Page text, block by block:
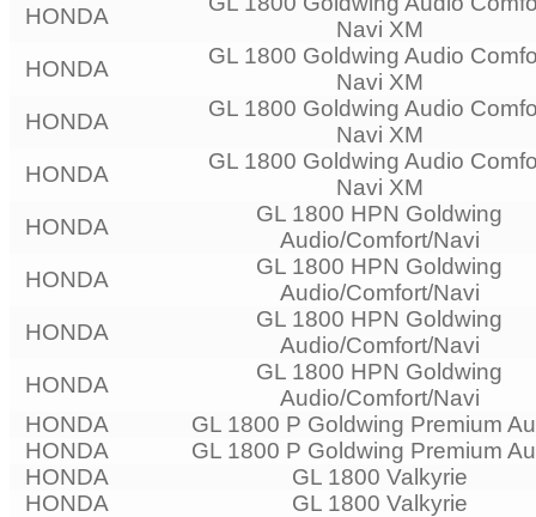
HONDA
Navi XM
HONDA
GL 1800 Goldwing Audio
Navi XM
HONDA
GL 1800 Goldwing Audio
Navi XM
HONDA
GL 1800 Goldwing Audio
Navi XM
HONDA
GL 1800 HPN Goldwing
Audio/Comfort/Navi
HONDA
GL 1800 HPN Goldwing
Audio/Comfort/Navi
HONDA
GL 1800 HPN Goldwing
Audio/Comfort/Navi
HONDA
GL 1800 HPN Goldwing
Audio/Comfort/Navi
HONDA
GL 1800 P Goldwing Premium
HONDA
GL 1800 P Goldwing Premium
HONDA
GL 1800 Valkyrie
HONDA
GL 1800 Valkyrie